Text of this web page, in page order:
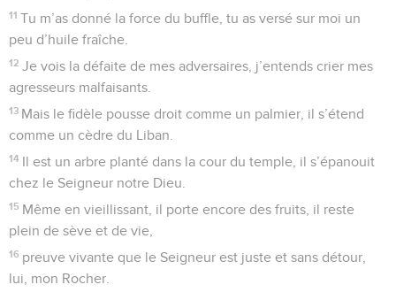
11 Tu m’as donné la force du buffle, tu as versé sur moi un
peu d’huile fraîche.
12 Je vois la défaite de mes adversaires, j’entends crier mes
agresseurs malfaisants.
13 Mais le fidèle pousse droit comme un palmier, il s’étend
comme un cèdre du Liban.
14 Il est un arbre planté dans la cour du temple, il s’épanouit
chez le Seigneur notre Dieu.
15 Même en vieillissant, il porte encore des fruits, il reste
plein de sève et de vie,
16 preuve vivante que le Seigneur est juste et sans détour,
lui, mon Rocher.